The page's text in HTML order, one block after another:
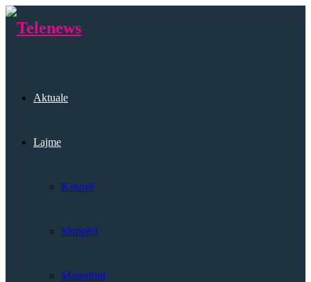
Aktuale
Lajme
Kosovë
Shqipëri
Maqedoni